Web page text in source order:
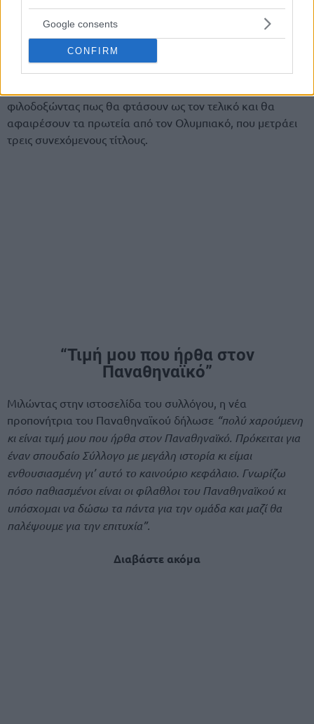
Google consents
CONFIRM
φιλοδοξώντας πως θα φτάσουν ως τον τελικό και θα
αφαιρέσουν τα πρωτεία από τον Ολυμπιακό, που μετράει
τρεις συνεχόμενους τίτλους.
“Τιμή μου που ήρθα στον
Παναθηναϊκό”
Μιλώντας στην ιστοσελίδα του συλλόγου, η νέα
προπονήτρια του Παναθηναϊκού δήλωσε “πολύ χαρούμενη
κι είναι τιμή μου που ήρθα στον Παναθηναϊκό. Πρόκειται για
έναν σπουδαίο Σύλλογο με μεγάλη ιστορία κι είμαι
ενθουσιασμένη γι’ αυτό το καινούριο κεφάλαιο. Γνωρίζω
πόσο παθιασμένοι είναι οι φίλαθλοι του Παναθηναϊκού κι
υπόσχομαι να δώσω τα πάντα για την ομάδα και μαζί θα
παλέψουμε για την επιτυχία”.
Διαβάστε ακόμα